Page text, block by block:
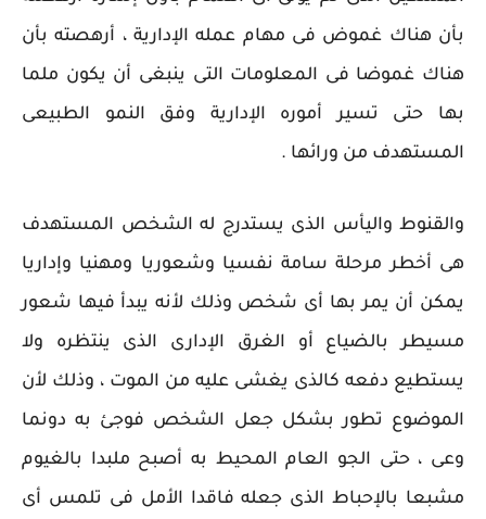
بأن هناك غموض فى مهام عمله الإدارية ، أرهصته بأن
هناك غموضا فى المعلومات التى ينبغى أن يكون ملما
بها حتى تسير أموره الإدارية وفق النمو الطبيعى
المستهدف من ورائها .
والقنوط واليأس الذى يستدرج له الشخص المستهدف
هى أخطر مرحلة سامة نفسيا وشعوريا ومهنيا وإداريا
يمكن أن يمر بها أى شخص وذلك لأنه يبدأ فيها شعور
مسيطر بالضياع أو الغرق الإدارى الذى ينتظره ولا
يستطيع دفعه كالذى يغشى عليه من الموت ، وذلك لأن
الموضوع تطور بشكل جعل الشخص فوجئ به دونما
وعى ، حتى الجو العام المحيط به أصبح ملبدا بالغيوم
مشبعا بالإحباط الذى جعله فاقدا الأمل فى تلمس أى